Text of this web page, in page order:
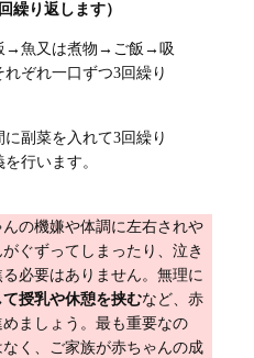
繰り返します）
→魚又は煮物→ご飯→吸
ぞれ一口ずつ3回繰り
副菜を入れて3回繰り
行います。
の機嫌や体調に左右されや
ぐずってしまったり、泣き
必要はありません。無理に
授乳や休憩を挟むなど、赤
ましょう。最も重要なの
く、ご家族が赤ちゃんの成